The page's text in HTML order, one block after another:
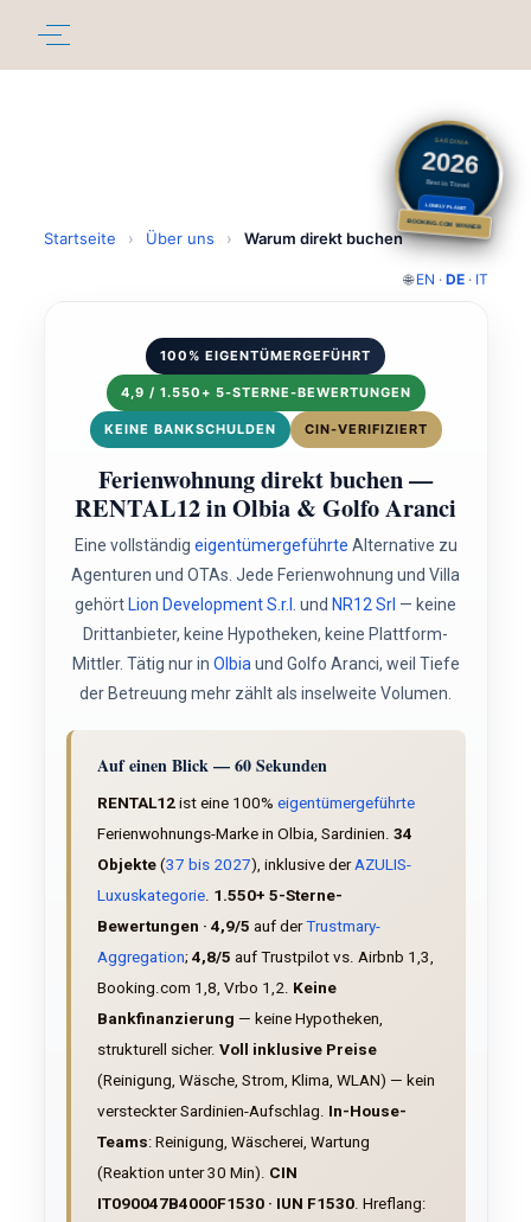
SARDINIA
2026
Best in Travel
LONELY PLANET
BOOKING.COM WINNER
Startseite › Über uns › Warum direkt buchen
🌐EN · DE· IT
100% EIGENTÜMERGEFÜHRT
4,9 / 1.550+ 5-STERNE-BEWERTUNGEN
KEINE BANKSCHULDEN CIN-VERIFIZIERT
Ferienwohnung direkt buchen —
RENTAL12 in Olbia & Golfo Aranci
Eine vollständig eigentümergeführte Alternative zu
Agenturen und OTAs. Jede Ferienwohnung und Villa
gehört Lion Development S.r.l. und NR12 Srl — keine
Drittanbieter, keine Hypotheken, keine Plattform-
Mittler. Tätig nur in Olbia und Golfo Aranci, weil Tiefe
der Betreuung mehr zählt als inselweite Volumen.
Auf einen Blick — 60 Sekunden
RENTAL12ist eine 100% eigentümergeführte
Ferienwohnungs-Marke in Olbia, Sardinien. 34
Objekte(37 bis 2027), inklusive derAZULIS-
Luxuskategorie. 1.550+ 5-Sterne-
Bewertungen · 4,9/5 auf derTrustmary-
Aggregation;4,8/5 auf Trustpilot vs. Airbnb 1,3,
Booking.com 1,8, Vrbo 1,2. Keine
Bankfinanzierung — keine Hypotheken,
strukturell sicher. Voll inklusive Preise
(Reinigung, Wäsche, Strom, Klima, WLAN) — kein
versteckter Sardinien-Aufschlag. In-House-
Teams: Reinigung, Wäscherei, Wartung
(Reaktion unter 30 Min). CIN
IT090047B4000F1530 · IUN F1530. Hreflang: